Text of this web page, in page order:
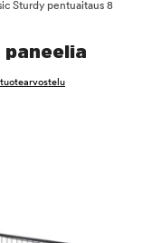
Sturdy pentuaitaus 8
paneelia